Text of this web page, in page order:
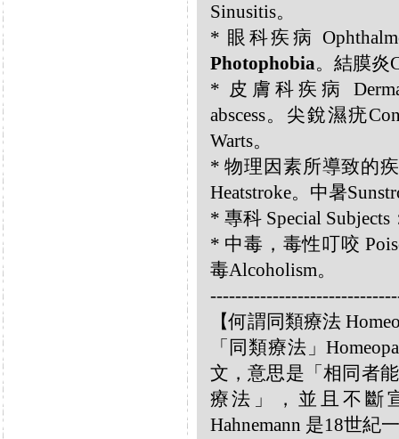
Sinusitis。
* 眼科疾病
Photophobia。結膜炎
* 皮膚科疾病
abscess。尖銳濕疣
Warts。
* 物理因素所導致的疾
Heatstroke。中暑
* 專科 Special
* 中毒，毒性叮咬
毒Alcoholism。
【何謂同類療法
「同類療法」
文，意思是「相同者
療法」，並且不斷
Hahnemann 是18世紀